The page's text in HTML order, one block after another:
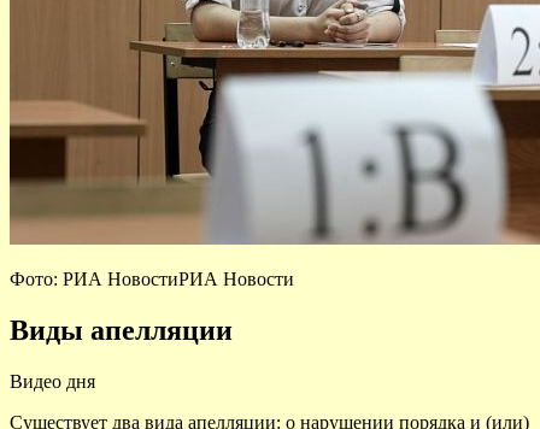
Фото: РИА НовостиРИА Новости
Виды апелляции
Видео дня
Существует два вида апелляции: о нарушении порядка и (или)